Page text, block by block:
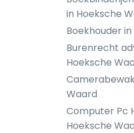
in Hoeksche
Boekhouder
Burenrecht
Hoeksche
Waard
Computer Pc
Hoeksche